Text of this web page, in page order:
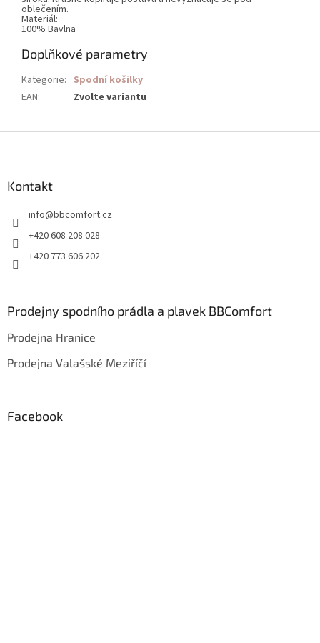
oblečením.
Materiál:
100% Bavlna
Doplňkové parametry
Kategorie: Spodní košilky
EAN: Zvolte variantu
Kontakt
info@bbcomfort.cz
+420 608 208 028
+420 773 606 202
Prodejny spodního prádla a plavek BBComfort
Prodejna Hranice
Prodejna Valašské Meziříčí
Facebook